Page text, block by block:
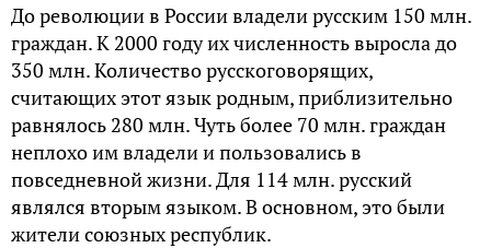
До революции в России владели русским 150 млн.
граждан. К 2000 году их численность выросла до
350 млн. Количество русскоговорящих,
считающих этот язык родным, приблизительно
равнялось 280 млн. Чуть более 70 млн. граждан
неплохо им владели и пользовались в
повседневной жизни. Для 114 млн. русский
являлся вторым языком. В основном, это были
жители союзных республик.